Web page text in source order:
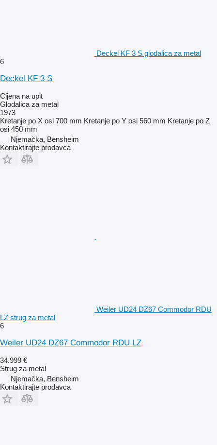
Deckel KF 3 S glodalica za metal
6
Deckel KF 3 S
Cijena na upit
Glodalica za metal
1973
Kretanje po X osi 700 mm Kretanje po Y osi 560 mm Kretanje po Z
osi 450 mm
Njemačka, Bensheim
Kontaktirajte prodavca
Weiler UD24 DZ67 Commodor RDU
LZ strug za metal
6
Weiler UD24 DZ67 Commodor RDU LZ
34.999 €
Strug za metal
Njemačka, Bensheim
Kontaktirajte prodavca